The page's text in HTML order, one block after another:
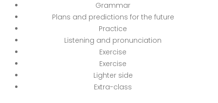
Grammar
Plans and predictions for the future
Practice
Listening and pronunciation
Exercise
Exercise
Lighter side
Extra-class